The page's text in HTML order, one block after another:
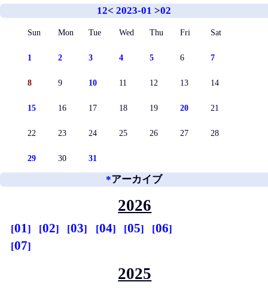
12< 2023-01 >02
Sun Mon Tue Wed Thu Fri Sat
1 2 3 4 5 6 7
8 9 10 11 12 13 14
15 16 17 18 19 20 21
22 23 24 25 26 27 28
29 30 31
*アーカイブ
2026
01 02 03 04 05
06
07
2025